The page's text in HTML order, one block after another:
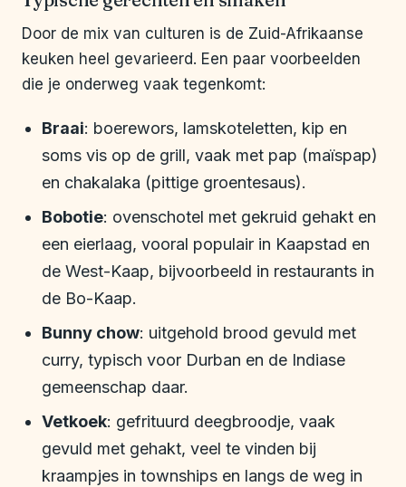
Door de mix van culturen is de Zuid-Afrikaanse
keuken heel gevarieerd. Een paar voorbeelden
die je onderweg vaak tegenkomt:
Braai: boerewors, lamskoteletten, kip en
soms vis op de grill, vaak met pap (maïspap)
en chakalaka (pittige groentesaus).
Bobotie: ovenschotel met gekruid gehakt en
een eierlaag, vooral populair in Kaapstad en
de West-Kaap, bijvoorbeeld in restaurants in
de Bo-Kaap.
Bunny chow: uitgehold brood gevuld met
curry, typisch voor Durban en de Indiase
gemeenschap daar.
Vetkoek: gefrituurd deegbroodje, vaak
gevuld met gehakt, veel te vinden bij
kraampjes in townships en langs de weg in